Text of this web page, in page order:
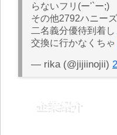
らないフリ(ー'`ー;)
その他2792ハニー
二名義分優待到着
交換に行かなくちゃ
— rika (@jijiinojii)
企業紹介